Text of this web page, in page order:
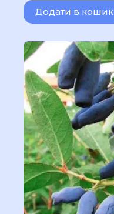
Додати в кошик